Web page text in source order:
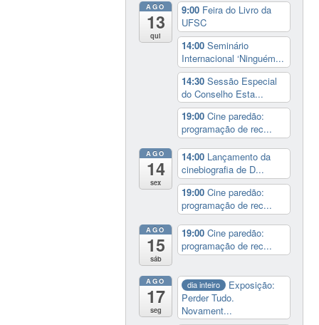
AGO
13
qui
9:00 Feira do Livro da
UFSC
14:00Seminário
Internacional ‘Ninguém...
14:30Sessão Especial
do Conselho Esta...
19:00Cine paredão:
programação de rec...
AGO
14
sex
14:00 Lançamento da
cinebiografia de D...
19:00Cine paredão:
programação de rec...
AGO
15
sáb
19:00Cine paredão:
programação de rec...
AGO
17
seg
dia inteiro
Exposição:
Perder Tudo.
Novament...